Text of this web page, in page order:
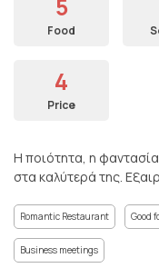
5
Food
4
Price
Η ποιότητα, η
στα καλύτερά της.
Romantic Restaurant Good
Business meetings